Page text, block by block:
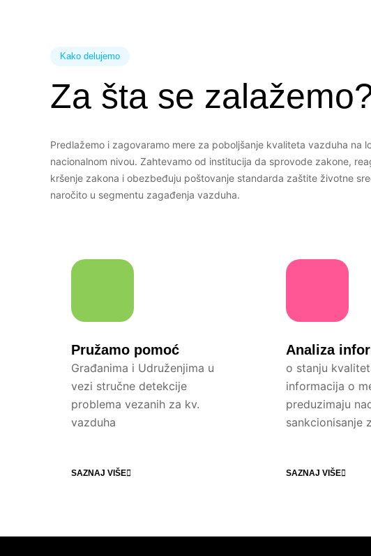
Kako delujemo
Za šta se
Predlažemo i zagovaramo mere za poboljšanje kvaliteta vazduha na
nacionalnom nivou. Zahtevamo od institucija da sprovode zakone,
kršenje zakona i obezbeđuju poštovanje standarda zaštite životne
naročito u segmentu zagađenja vazduha.
Pružamo pomoć
Građanima i Udruženjima u
vezi stručne detekcije
problema vezanih za kv.
vazduha
SAZNAJ VIŠE
Analiza
o stanju
informacija o
preduzimaju
sankcionisanje
SAZNAJ VIŠE